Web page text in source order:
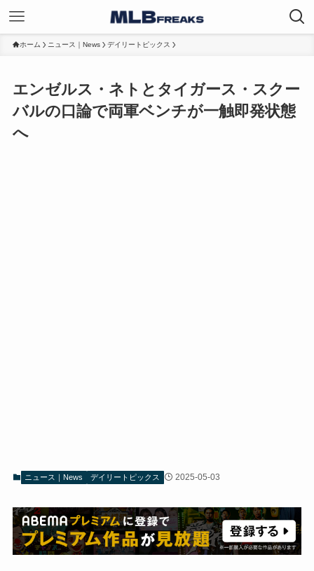
ホーム ニュース｜News デイリートピックス
エンゼルス・ネトとタイガース・スクー
バルの口論で両軍ベンチが一触即発状態
へ
ニュース｜News デイリートピックス 2025-05-03